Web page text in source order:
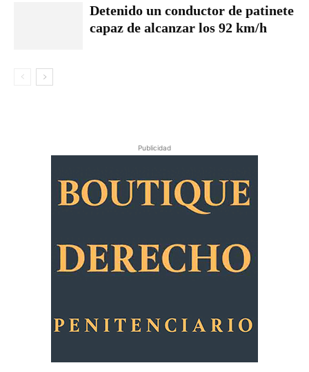
Detenido un conductor de patinete
capaz de alcanzar los 92 km/h
Publicidad